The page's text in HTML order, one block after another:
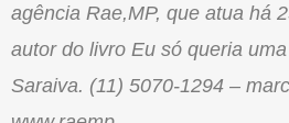
agência Rae,MP, que atua há
autor do livro Eu só queria
Saraiva. (11) 5070-1294 –